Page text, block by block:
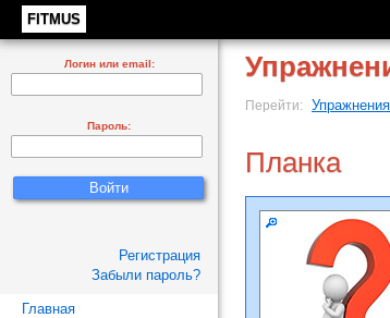
FITMUS
Перейти: Упражнения
Планка
Логин или email:
Пароль:
Регистрация
Забыли пароль?
Главная